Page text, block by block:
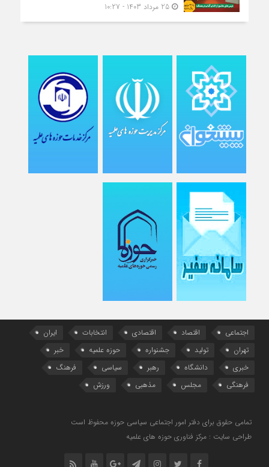
25 مرداد 1403 - 10:27
اجتماعی اقتصاد اقتصادی انتخابات
ایران
تهران
تولید جشنواره حوزه علمیه
خبر
خبری
دانشگاه رهبر سیاسی
فرهنگ
فرهنگی
مجلس مذهبی ورزش
تمامی حقوق برای دفتر امور اجتماعی سیاسی حوزه محفوظ است
طراحی سایت : مرکز فناوری حوزه های علمیه